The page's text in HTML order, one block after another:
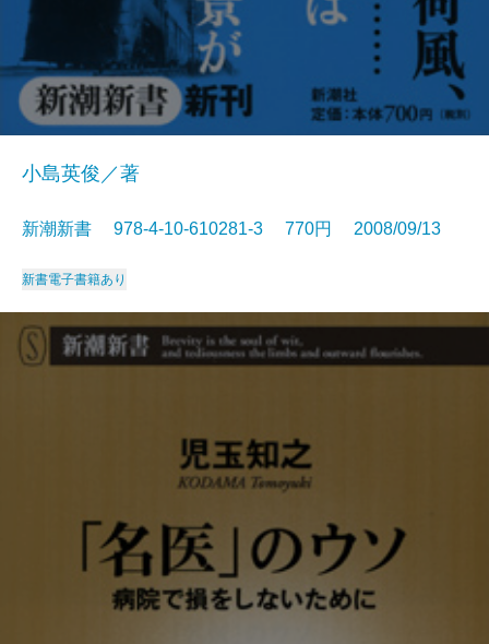
小島英俊／著
新潮新書 978-4-10-610281-3 770円 2008/09/13
新書電子書籍あり